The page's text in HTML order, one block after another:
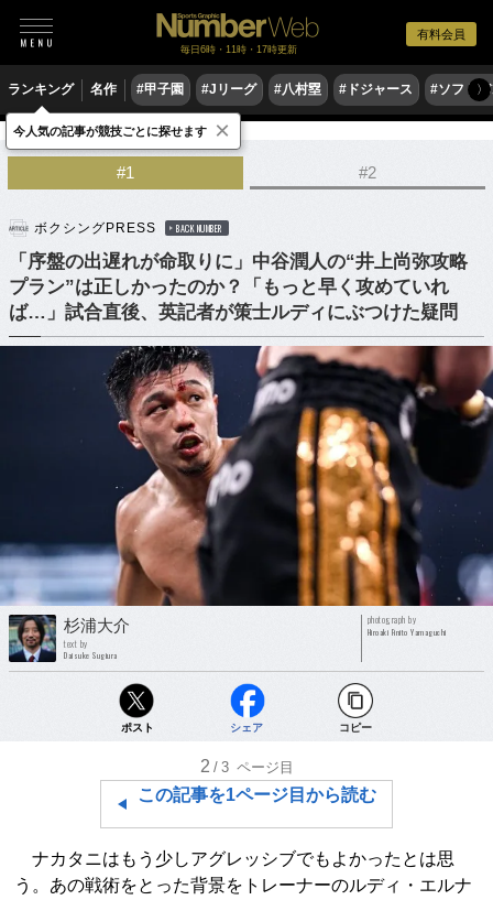
有料会員
毎日6時・11時・17時更新
ランキング 名作 #甲子園 #Jリーグ #八村塁 #ドジャース #ソフト〉
格闘技 ボクシング
#1 #2
ボクシングPRESS BACK NUMBER
「序盤の出遅れが命取りに」中谷潤人の“井上尚弥攻略
プラン”は正しかったのか？「もっと早く攻めていれ
ば…」試合直後、英記者が策士ルディにぶつけた疑問
杉浦大介
text by
Daisuke Sugiura
photograph by
Hiroaki Finito Yamaguchi
ポスト シェア コピー
2 /3 ページ目
この記事を1ページ目から読む
ナカタニはもう少しアグレッシブでもよかったとは思
う。あの戦術をとった背景をトレーナーのルディ・エルナ
今人気の記事が競技ごとに探せます ×